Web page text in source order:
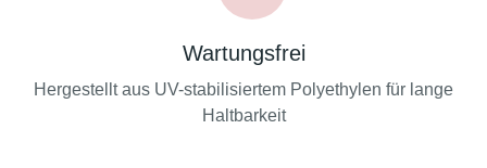
Wartungsfrei
Hergestellt aus UV-stabilisiertem Polyethylen für lange
Haltbarkeit